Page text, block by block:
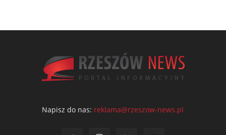
Napisz do nas: reklama@rzeszow-news.pl